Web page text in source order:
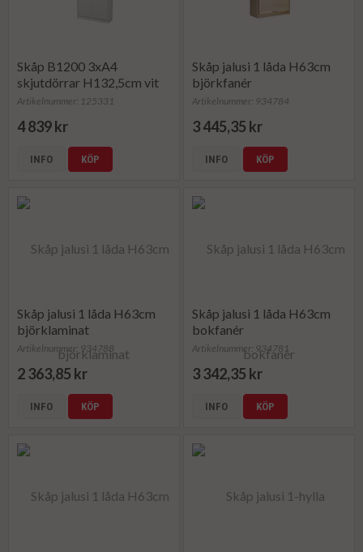
Skåp B1200 3xA4
skjutdörrar H132,5cm vit
Artikelnummer: 125331
4 839 kr
INFO KÖP
Skåp jalusi 1 låda H63cm
björkfanér
Artikelnummer: 934784
3 445,35 kr
INFO KÖP
Skåp jalusi 1 låda H63cm
björklaminat
Artikelnummer: 934788
2 363,85 kr
INFO KÖP
Skåp jalusi 1 låda H63cm
bokfanér
Artikelnummer: 934781
3 342,35 kr
INFO KÖP